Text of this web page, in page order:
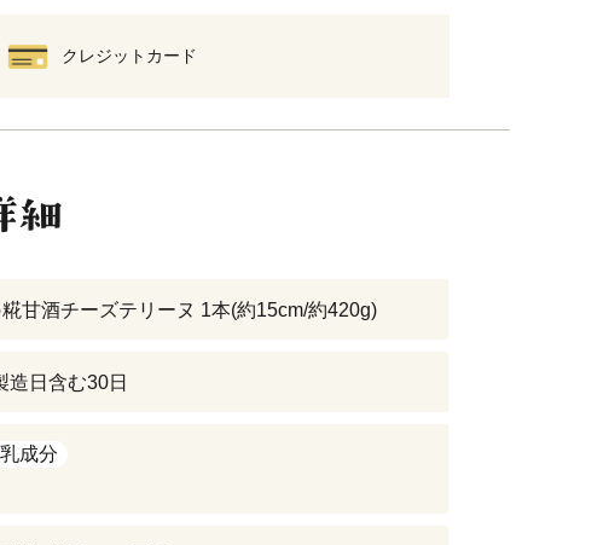
クレジットカード
甘酒チーズテリーヌ 1本(約15cm/約420g)
造日含む30日
乳成分